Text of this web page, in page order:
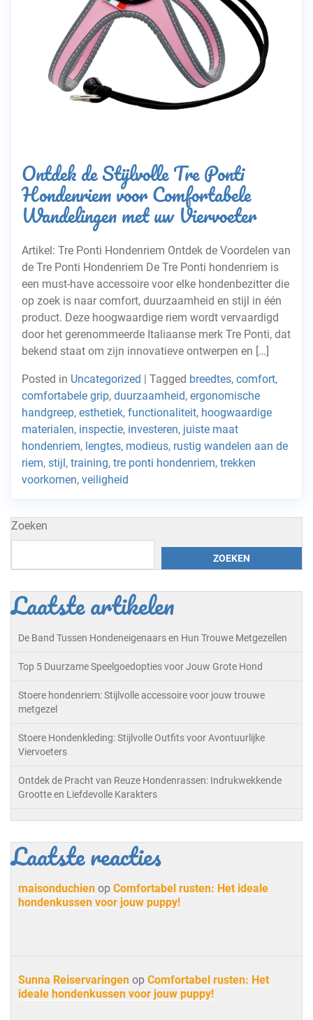
Ontdek de Stijlvolle Tre Ponti
Hondenriem voor Comfortabele
Wandelingen met uw Viervoeter
Artikel: Tre Ponti Hondenriem Ontdek de Voordelen van
de Tre Ponti Hondenriem De Tre Ponti hondenriem is
een must-have accessoire voor elke hondenbezitter die
op zoek is naar comfort, duurzaamheid en stijl in één
product. Deze hoogwaardige riem wordt vervaardigd
door het gerenommeerde Italiaanse merk Tre Ponti, dat
bekend staat om zijn innovatieve ontwerpen en […]
Posted in Uncategorized | Tagged breedtes, comfort,
comfortabele grip, duurzaamheid, ergonomische
handgreep, esthetiek, functionaliteit, hoogwaardige
materialen, inspectie, investeren, juiste maat
hondenriem, lengtes, modieus, rustig wandelen aan de
riem, stijl, training, tre ponti hondenriem, trekken
voorkomen, veiligheid
Zoeken
ZOEKEN
Laatste artikelen
De Band Tussen Hondeneigenaars en Hun Trouwe Metgezellen
Top 5 Duurzame Speelgoedopties voor Jouw Grote Hond
Stoere hondenriem: Stijlvolle accessoire voor jouw trouwe
metgezel
Stoere Hondenkleding: Stijlvolle Outfits voor Avontuurlijke
Viervoeters
Ontdek de Pracht van Reuze Hondenrassen: Indrukwekkende
Grootte en Liefdevolle Karakters
Laatste reacties
maisonduchien op Comfortabel rusten: Het ideale
hondenkussen voor jouw puppy!
Sunna Reiservaringen op Comfortabel rusten: Het
ideale hondenkussen voor jouw puppy!